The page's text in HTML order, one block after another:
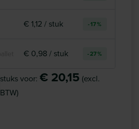
€ 1,12 / stuk -17%
€ 0,98 / stuk -27%
stuks voor: € 20,15 (excl.
BTW)